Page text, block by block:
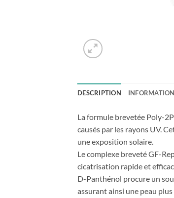
DESCRIPTION
La formule brevetée Poly-
causés par les rayons UV.
une exposition solaire.
Le complexe breveté GF-
cicatrisation rapide et
D-Panthénol procure un
assurant ainsi une peau